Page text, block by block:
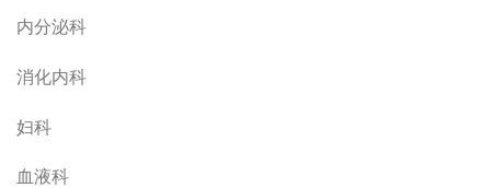
内分泌科
消化内科
妇科
血液科